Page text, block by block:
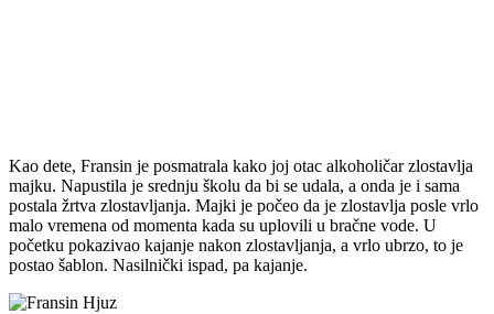
Kao dete, Fransin je posmatrala kako joj otac alkoholičar zlostavlja
majku. Napustila je srednju školu da bi se udala, a onda je i sama
postala žrtva zlostavljanja. Majki je počeo da je zlostavlja posle vrlo
malo vremena od momenta kada su uplovili u bračne vode. U
početku pokazivao kajanje nakon zlostavljanja, a vrlo ubrzo, to je
postao šablon. Nasilnički ispad, pa kajanje.